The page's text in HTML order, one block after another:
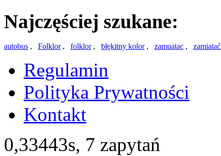
Najczęściej szukane:
autobus , Folklor, folklor, błękitny kolor, zamuatac ,
Regulamin
Polityka Prywatności
Kontakt
0,33443s, 7 zapytań